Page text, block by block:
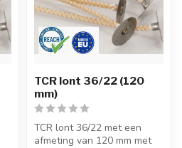
TCR lont 36/22 (120
mm)
TCR lont 36/22 met een
afmeting van 120 mm met